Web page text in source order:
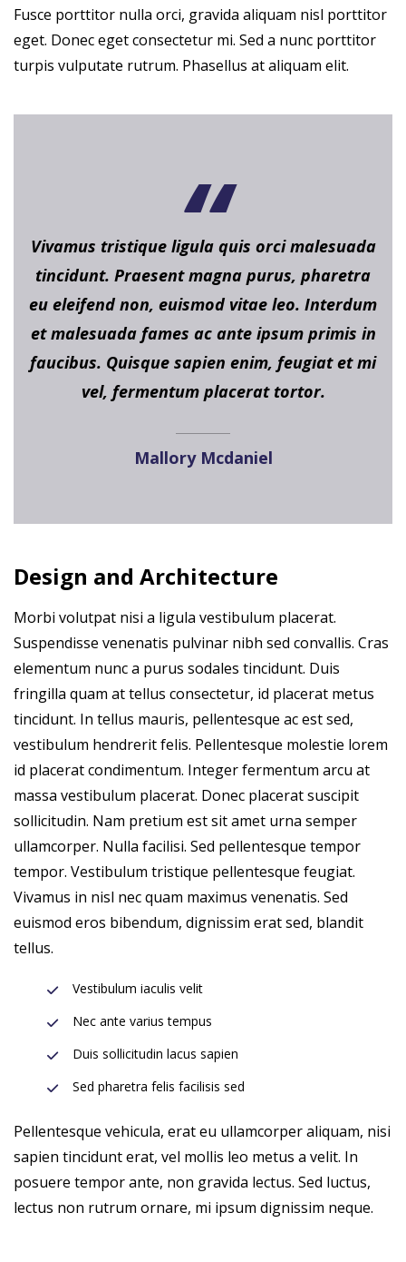
Fusce porttitor nulla orci, gravida aliquam nisl porttitor
eget. Donec eget consectetur mi. Sed a nunc porttitor
turpis vulputate rutrum. Phasellus at aliquam elit.
Vivamus tristique ligula quis orci malesuada
tincidunt. Praesent magna purus, pharetra
eu eleifend non, euismod vitae leo. Interdum
et malesuada fames ac ante ipsum primis in
faucibus. Quisque sapien enim, feugiat et mi
vel, fermentum placerat tortor.
Mallory Mcdaniel
Design and Architecture
Morbi volutpat nisi a ligula vestibulum placerat.
Suspendisse venenatis pulvinar nibh sed convallis. Cras
elementum nunc a purus sodales tincidunt. Duis
fringilla quam at tellus consectetur, id placerat metus
tincidunt. In tellus mauris, pellentesque ac est sed,
vestibulum hendrerit felis. Pellentesque molestie lorem
id placerat condimentum. Integer fermentum arcu at
massa vestibulum placerat. Donec placerat suscipit
sollicitudin. Nam pretium est sit amet urna semper
ullamcorper. Nulla facilisi. Sed pellentesque tempor
tempor. Vestibulum tristique pellentesque feugiat.
Vivamus in nisl nec quam maximus venenatis. Sed
euismod eros bibendum, dignissim erat sed, blandit
tellus.
Vestibulum iaculis velit
Nec ante varius tempus
Duis sollicitudin lacus sapien
Sed pharetra felis facilisis sed
Pellentesque vehicula, erat eu ullamcorper aliquam, nisi
sapien tincidunt erat, vel mollis leo metus a velit. In
posuere tempor ante, non gravida lectus. Sed luctus,
lectus non rutrum ornare, mi ipsum dignissim neque.